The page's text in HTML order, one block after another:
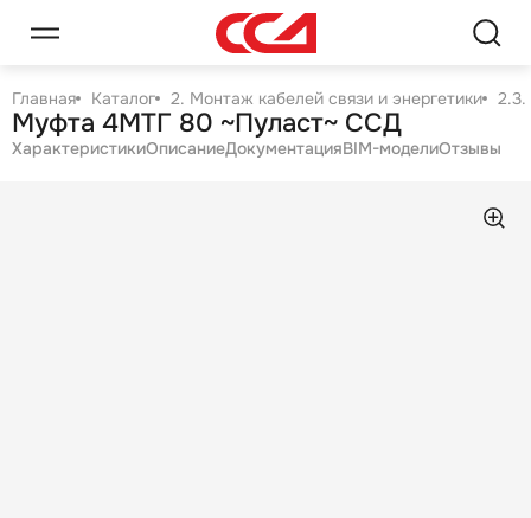
Главная Каталог 2. Монтаж кабелей связи и энергетики 2.3.
Муфта 4МТГ 80 ~Пуласт~ ССД
ХарактеристикиОписаниеДокументацияBIM-моделиОтзывы